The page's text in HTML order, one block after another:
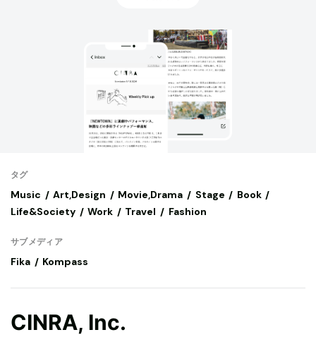
タグ
Music Art,Design Movie,Drama Stage
Book
Life&Society
Work Travel Fashion
サブメディア
Fika Kompass
CINRA, Inc.